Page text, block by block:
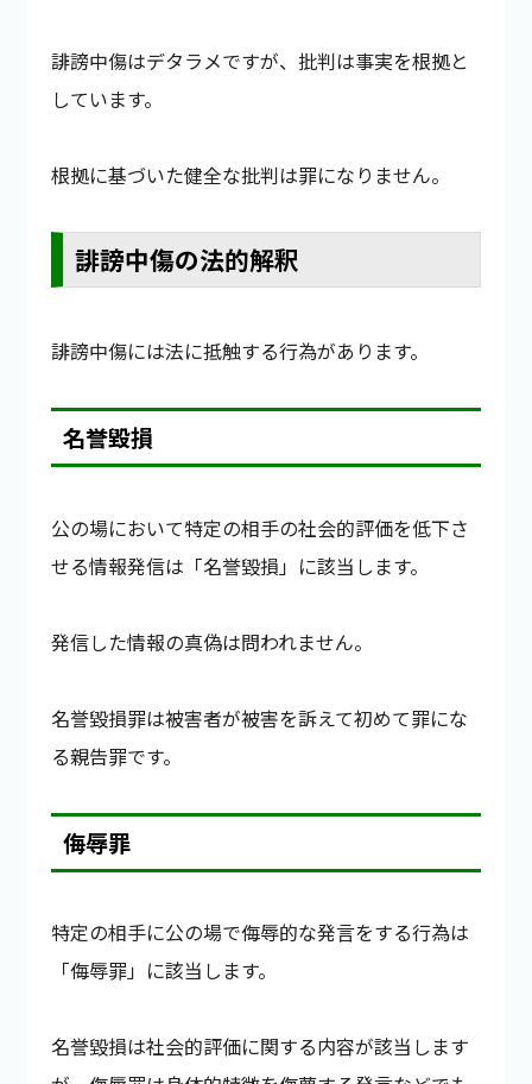
誹謗中傷はデタラメですが、批判は事実を根拠と
しています。
根拠に基づいた健全な批判は罪になりません。
誹謗中傷の法的解釈
誹謗中傷には法に抵触する行為があります。
名誉毀損
公の場において特定の相手の社会的評価を低下さ
せる情報発信は「名誉毀損」に該当します。
発信した情報の真偽は問われません。
名誉毀損罪は被害者が被害を訴えて初めて罪にな
る親告罪です。
侮辱罪
特定の相手に公の場で侮辱的な発言をする行為は
「侮辱罪」に該当します。
名誉毀損は社会的評価に関する内容が該当します